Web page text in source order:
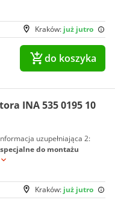
Kraków: już jutro
do koszyka
INA 535 0195 10
uzupełniająca 2:
do montażu
Kraków: już jutro